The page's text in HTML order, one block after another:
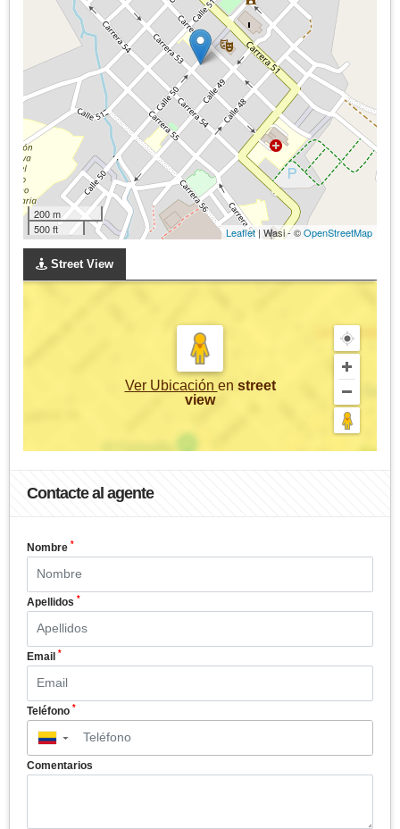
200 m
500 ft
Leaflet | Wasi - ©OpenStreetMap
Street View
Ver Ubicación en street
view
Contacte al agente
Nombre *
Apellidos *
Email *
Teléfono *
▼
Comentarios